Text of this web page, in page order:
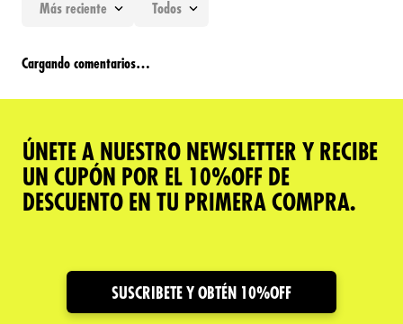
Más reciente Todos
Cargando comentarios…
ÚNETE A NUESTRO NEWSLETTER Y RECIBE
UN CUPÓN POR EL 10%OFF DE
DESCUENTO EN TU PRIMERA COMPRA.
SUSCRIBETE Y OBTÉN 10%OFF